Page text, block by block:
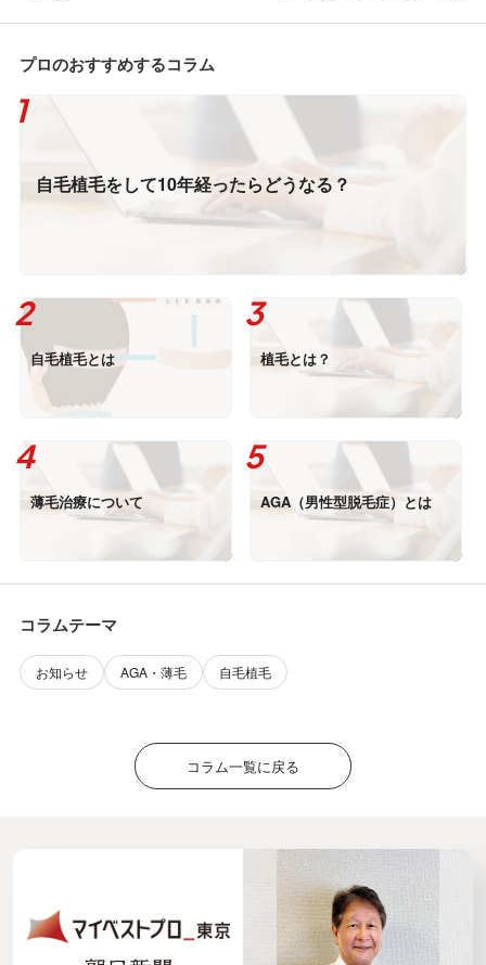
プロのおすすめするコラム
自毛植毛をして10年経ったらどうなる？
自毛植毛とは 植毛とは？
薄毛治療について AGA（男性型脱毛症）とは
コラムテーマ
お知らせ AGA・薄毛 自毛植毛
コラム一覧に戻る